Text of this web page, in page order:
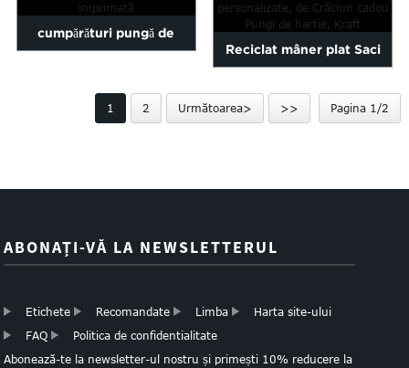
cumpărături pungă de
culoare imprimată
Reciclat mâner plat Saci
1 2 Următoarea> >> Pagina 1/2
ABONAȚI-VĂ LA NEWSLETTERUL
Etichete Recomandate Limba
Harta site-ului
FAQ
Politica de confidentialitate
Abonează-te la newsletter-ul nostru și primești 10% reducere la